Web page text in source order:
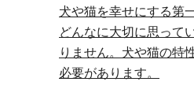
犬や猫を幸せにする第
どんなに大切に思って
りません。犬や猫の特
必要があります。